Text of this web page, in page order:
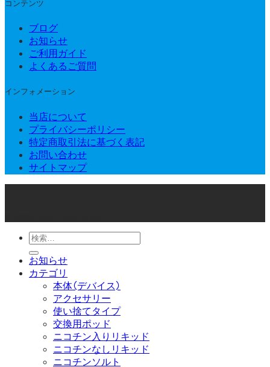
コンテンツ
ブログ
お知らせ
ご利用ガイド
よくあるご質問
インフォメーション
当店について
プライバシーポリシー
特定商取引法に基づく表記
お問い合わせ
サイトマップ
検
索
対
象:
お知らせ
カテゴリ
本体(デバイス)
アクセサリー
使い捨てタイプ
交換用ポッド
ニコチン入りリキッド
ニコチンなしリキッド
ニコチンソルト